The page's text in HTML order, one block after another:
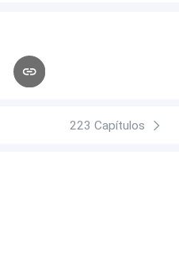
se o universo tentasse
a tensão entre os dois em
dividida entre
amores proibidos,
223 Capítulos